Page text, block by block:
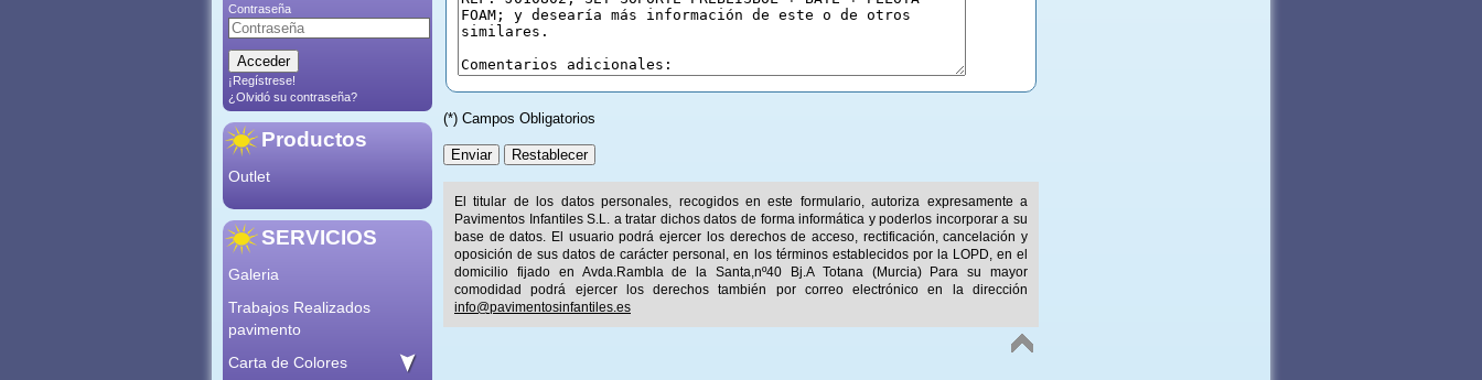
Contraseña
¡Regístrese!
¿Olvidó su contraseña?
Productos
Outlet
SERVICIOS
Galeria
Trabajos Realizados
pavimento
Carta de Colores
(*) Campos Obligatorios
El titular de los datos personales, recogidos en este formulario, autoriza expresamente a
Pavimentos Infantiles S.L. a tratar dichos datos de forma informática y poderlos incorporar a su
base de datos. El usuario podrá ejercer los derechos de acceso, rectificación, cancelación y
oposición de sus datos de carácter personal, en los términos establecidos por la LOPD, en el
domicilio fijado en Avda.Rambla de la Santa,nº40 Bj.A Totana (Murcia) Para su mayor
comodidad podrá ejercer los derechos también por correo electrónico en la dirección
info@pavimentosinfantiles.es